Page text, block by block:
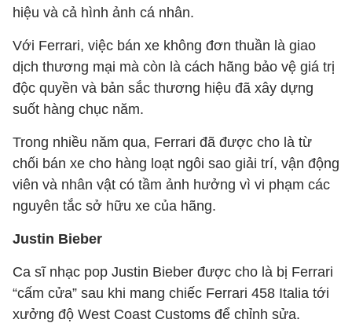
hiệu và cả hình ảnh cá nhân.
Với Ferrari, việc bán xe không đơn thuần là giao
dịch thương mại mà còn là cách hãng bảo vệ giá trị
độc quyền và bản sắc thương hiệu đã xây dựng
suốt hàng chục năm.
Trong nhiều năm qua, Ferrari đã được cho là từ
chối bán xe cho hàng loạt ngôi sao giải trí, vận động
viên và nhân vật có tầm ảnh hưởng vì vi phạm các
nguyên tắc sở hữu xe của hãng.
Justin Bieber
Ca sĩ nhạc pop Justin Bieber được cho là bị Ferrari
“cấm cửa” sau khi mang chiếc Ferrari 458 Italia tới
xưởng độ West Coast Customs để chỉnh sửa.